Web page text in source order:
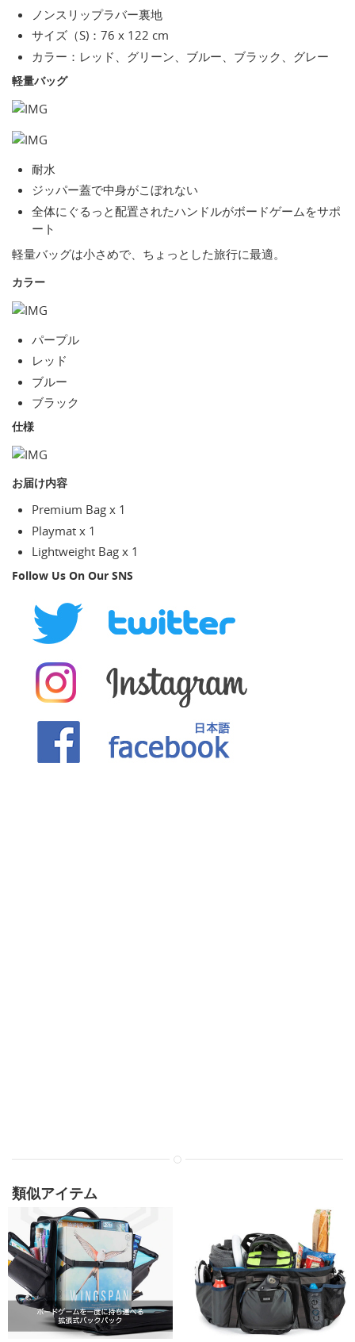
ノンスリップラバー裏地
サイズ（S)：76 x 122 cm
カラー：レッド、グリーン、ブルー、ブラック、グレー
軽量バッグ
耐水
ジッパー蓋で中身がこぼれない
全体にぐるっと配置されたハンドルがボードゲームをサポ
ート
軽量バッグは小さめで、ちょっとした旅行に最適。
カラー
パープル
レッド
ブルー
ブラック
仕様
お届け内容
Premium Bag x 1
Playmat x 1
Lightweight Bag x 1
Follow Us On Our SNS
類似アイテム